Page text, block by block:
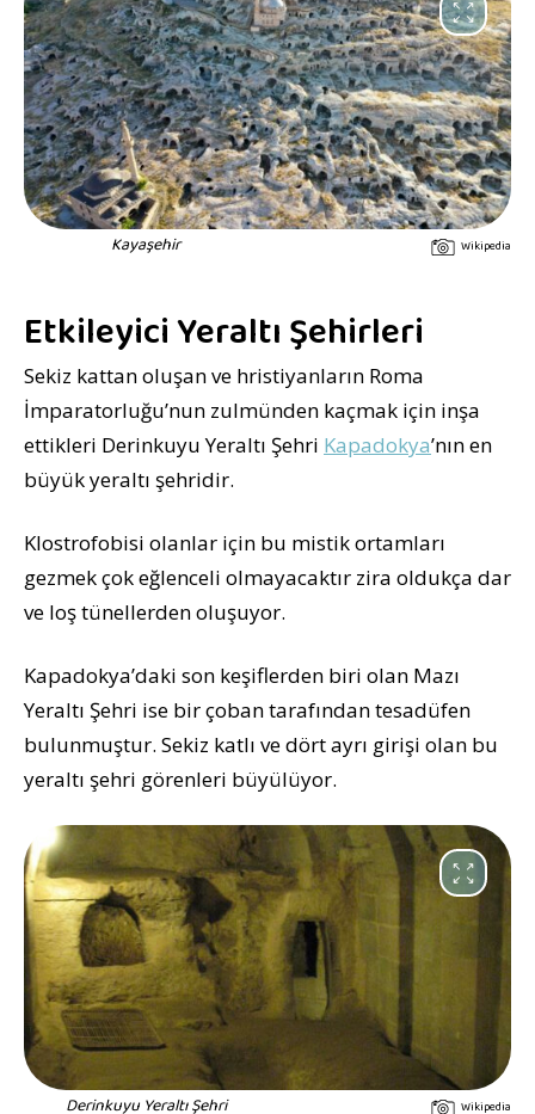
Kayaşehir Wikipedia
Etkileyici Yeraltı Şehirleri
Sekiz kattan oluşan ve hristiyanların Roma
İmparatorluğu’nun zulmünden kaçmak için inşa
ettikleri Derinkuyu Yeraltı Şehri Kapadokya’nın en
büyük yeraltı şehridir.
Klostrofobisi olanlar için bu mistik ortamları
gezmek çok eğlenceli olmayacaktır zira oldukça dar
ve loş tünellerden oluşuyor.
Kapadokya’daki son keşiflerden biri olan Mazı
Yeraltı Şehri ise bir çoban tarafından tesadüfen
bulunmuştur. Sekiz katlı ve dört ayrı girişi olan bu
yeraltı şehri görenleri büyülüyor.
Wikipedia